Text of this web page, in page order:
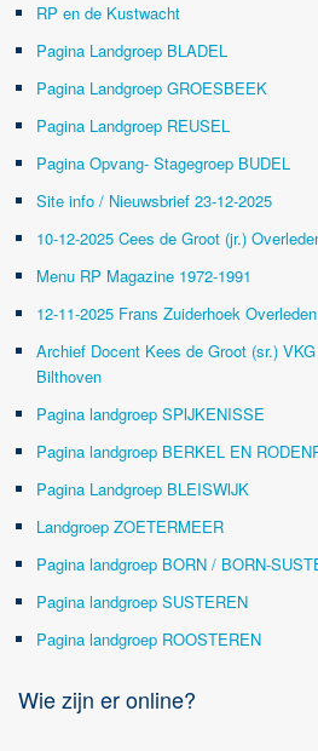
RP en de Kustwacht
Pagina Landgroep BLADEL
Pagina Landgroep GROESBEEK
Pagina Landgroep REUSEL
Pagina Opvang- Stagegroep BUDEL
Site info / Nieuwsbrief 23-12-2025
10-12-2025 Cees de Groot (jr.)
Menu RP Magazine 1972-1991
12-11-2025 Frans Zuiderhoek Overleden
Archief Docent Kees de Groot (sr.)
Bilthoven
Pagina landgroep SPIJKENISSE
Pagina landgroep BERKEL EN
Pagina Landgroep BLEISWIJK
Landgroep ZOETERMEER
Pagina landgroep BORN / BORN-
Pagina landgroep SUSTEREN
Pagina landgroep ROOSTEREN
Wie zijn er online?